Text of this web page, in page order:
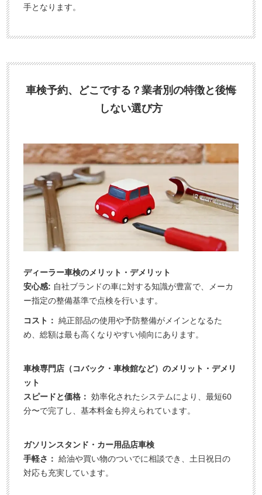
手となります。
車検予約、どこでする？業者別の特徴と後悔
しない選び方
ディーラー車検のメリット・デメリット
安心感: 自社ブランドの車に対する知識が豊富で、メーカ
ー指定の整備基準で点検を行います。
コスト： 純正部品の使用や予防整備がメインとなるた
め、総額は最も高くなりやすい傾向にあります。
車検専門店（コバック・車検館など）のメリット・デメリ
ット
スピードと価格： 効率化されたシステムにより、最短60
分〜で完了し、基本料金も抑えられています。
ガソリンスタンド・カー用品店車検
手軽さ： 給油や買い物のついでに相談でき、土日祝日の
対応も充実しています。